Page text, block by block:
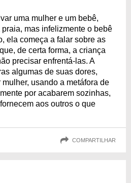
uma mulher e um bebê,
mas infelizmente o bebê
ela começa a falar sobre as
de certa forma, a criança
precisar enfrentá-las. A
algumas de suas dores,
usando a metáfora de
por acabarem sozinhas,
aos outros o que
COMPARTILHAR